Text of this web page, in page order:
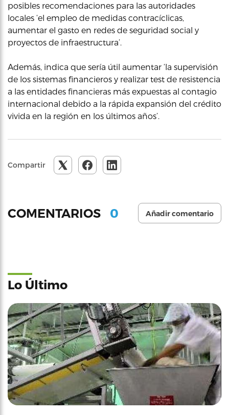
posibles recomendaciones para las autoridades
locales ‘el empleo de medidas contracíclicas,
aumentar el gasto en redes de seguridad social y
proyectos de infraestructura’.
Además, indica que sería útil aumentar ‘la supervisión
de los sistemas financieros y realizar test de resistencia
a las entidades financieras más expuestas al contagio
internacional debido a la rápida expansión del crédito
vivida en la región en los últimos años’.
Compartir
COMENTARIOS 0 Añadir comentario
Lo Último